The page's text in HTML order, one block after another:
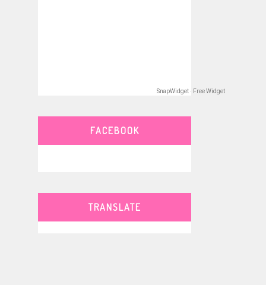
SnapWidget · Free Widget
FACEBOOK
TRANSLATE